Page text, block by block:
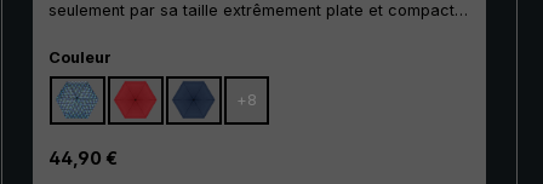
seulement par sa taille extrêmement plate et compacte.
rupture ainsi que ses griffes stables en métal et en fibre
de verre rendent le « Dainty automatic » extrêmement
résistant. Grâce à son mécanisme
d'ouverture/fermeture automatique pratique, ce
parapluie de poche est de plus très facile à utiliser. Il
suffit d'appuyer sur un bouton pour ouvrir et refermer la
Sélectionnez
Couleur
+ 8
Prix régulier :
44,90 €